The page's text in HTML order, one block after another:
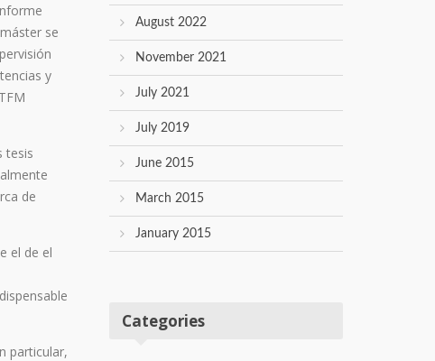
se
y
tesis
de
el de el
particular,
August 2022
November 2021
July 2021
July 2019
June 2015
March 2015
January 2015
Categories